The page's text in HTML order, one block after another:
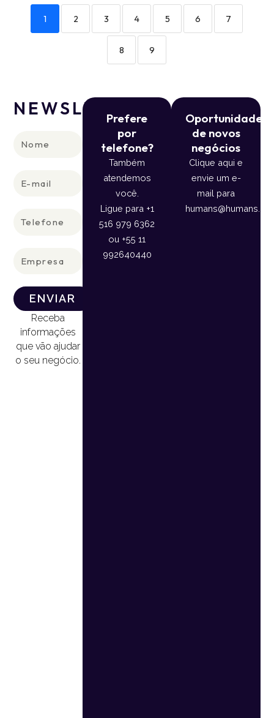
1 2 3 4 5 6 7
8 9
NEWSLETTER
ENVIAR
Receba
informações
que vão ajudar
o seu negócio.
Prefere
por
telefone?
Também
atendemos
você.
Ligue para +1
516 979 6362
ou +55 11
992640440
Oportunidade
de novos
negócios
Clique aqui e
envie um e-
mail para